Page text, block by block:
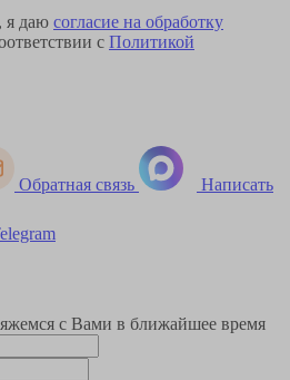
я даю согласие на обработку
с Политикой
Обратная связь Написать
с Вами в ближайшее время